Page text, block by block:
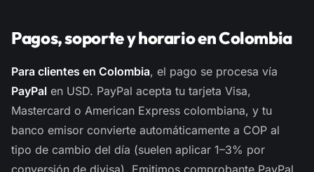
Pagos, soporte y horario en Colombia
Para clientes en Colombia, el pago se procesa vía
PayPal en USD. PayPal acepta tu tarjeta Visa,
Mastercard o American Express colombiana, y tu
banco emisor convierte automáticamente a COP al
tipo de cambio del día (suelen aplicar 1–3% por